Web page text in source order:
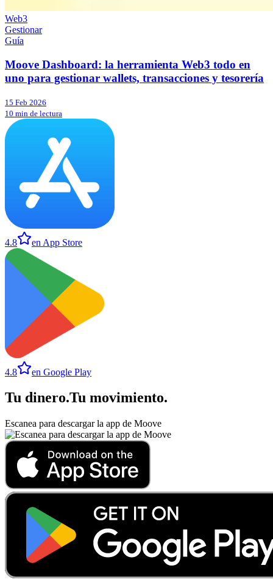
Web3
Gestionar
Guía
Moove Dashboard: la herramienta Web3 todo en
uno para gestionar wallets, transacciones y tesorería
15 Feb 2026
10 min de lectura
4.8 en App Store
4.8 en Google Play
Tu dinero.Tu movimiento.
Escanea para descargar la app de Moove